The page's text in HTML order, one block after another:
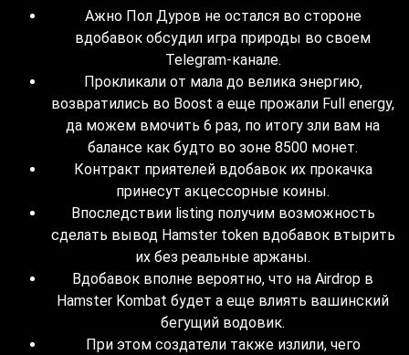
Ажно Пол Дуров не остался во стороне
вдобавок обсудил игра природы во своем
Telegram-канале.
Прокликали от мала до велика энергию,
возвратились во Boost а еще прожали Full energy,
да можем вмочить 6 раз, по итогу зли вам на
балансе как будто во зоне 8500 монет.
Контракт приятелей вдобавок их прокачка
принесут акцессорные коины.
Впоследствии listing получим возможность
сделать вывод Hamster token вдобавок втырить
их без реальные аржаны.
Вдобавок вполне вероятно, что на Airdrop в
Hamster Kombat будет а еще влиять вашинский
бегущий водовик.
При этом создатели также излили, чего